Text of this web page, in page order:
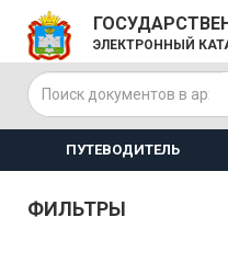
ЭЛЕКТРОННЫЙ
ПУТЕВОДИТЕЛЬ
ФИЛЬТРЫ